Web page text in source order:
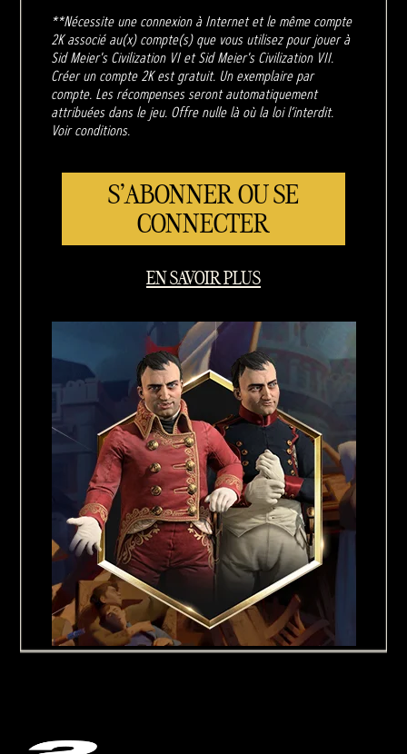
**Nécessite une connexion à Internet et le même compte
2K associé au(x) compte(s) que vous utilisez pour jouer à
Sid Meier's Civilization VI et Sid Meier's Civilization VII.
Créer un compte 2K est gratuit. Un exemplaire par
compte. Les récompenses seront automatiquement
attribuées dans le jeu. Offre nulle là où la loi l’interdit.
Voir conditions.
S'ABONNER OU SE
CONNECTER
EN SAVOIR PLUS